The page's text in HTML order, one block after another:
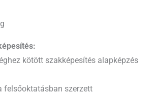
kötött szakképesítés alapképzés
felsőoktatásban szerzett